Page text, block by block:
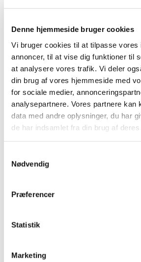
Denne hjemmeside bruger cookies
Vi bruger cookies til at tilpasse vores
annoncer, til at vise dig funktioner til
at analysere vores trafik. Vi deler
din brug af vores hjemmeside med
for sociale medier,
analysepartnere. Vores partnere kan
data med andre oplysninger, du har
de har indsamlet fra din brug af deres
Nødvendig
Præferencer
Statistik
Marketing
Kirkeblad Oue-Valsgaard juni-
juni - august 2026.pdf
Du vil måske også